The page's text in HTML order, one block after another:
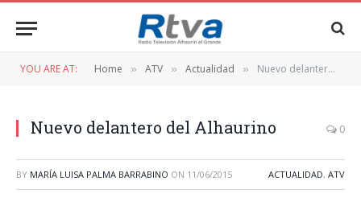
YOU ARE AT: Home » ATV » Actualidad » Nuevo delantero del Alhaurino
Nuevo delantero del Alhaurino 0
BY MARÍA LUISA PALMA BARRABINO ON 11/06/2015 ACTUALIDAD, ATV